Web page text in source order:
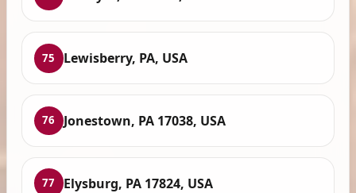
75 Lewisberry, PA, USA
76 Jonestown, PA 17038, USA
77 Elysburg, PA 17824, USA